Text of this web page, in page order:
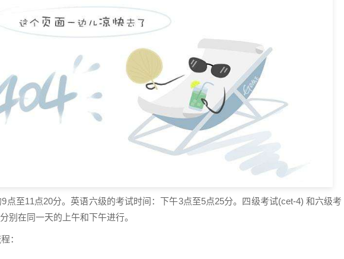
点至11点20分。英语六级的考试时间：下午3点至5点25分。四级考试(cet-4) 和六级考
别在同一天的上午和下午进行。
：